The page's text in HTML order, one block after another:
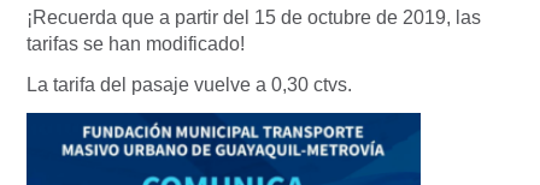
¡Recuerda que a partir del 15 de octubre de 2019, las
tarifas se han modificado!
La tarifa del pasaje vuelve a 0,30 ctvs.